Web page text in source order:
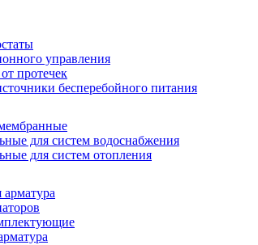
управления
протечек
бесперебойного питания
для систем водоснабжения
для систем отопления